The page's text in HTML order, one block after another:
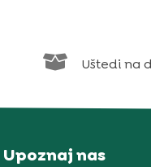
 Uštedi na
Upoznaj nas